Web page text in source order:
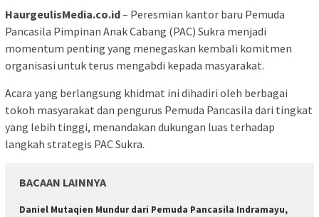
HaurgeulisMedia.co.id– Peresmian kantor baru Pemuda
Pancasila Pimpinan Anak Cabang (PAC) Sukra menjadi
momentum penting yang menegaskan kembali komitmen
organisasi untuk terus mengabdi kepada masyarakat.
Acara yang berlangsung khidmat ini dihadiri oleh berbagai
tokoh masyarakat dan pengurus Pemuda Pancasila dari tingkat
yang lebih tinggi, menandakan dukungan luas terhadap
langkah strategis PAC Sukra.
BACAAN LAINNYA
Daniel Mutaqien Mundur dari Pemuda Pancasila Indramayu,